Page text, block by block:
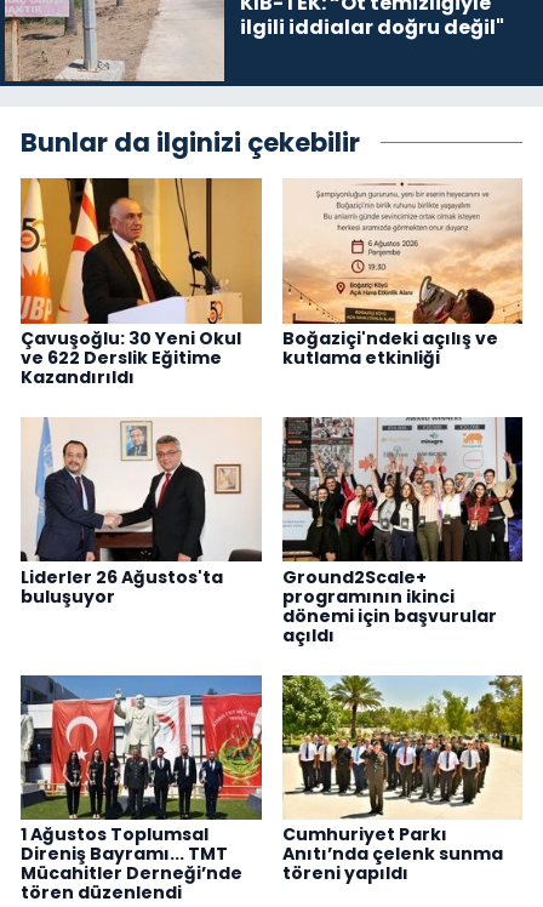
ilgili iddialar doğru değil"
Bunlar da ilginizi çekebilir
Çavuşoğlu: 30 Yeni Okul
ve 622 Derslik Eğitime
Kazandırıldı
Boğaziçi'ndeki açılış ve
kutlama etkinliği
Liderler 26 Ağustos'ta
buluşuyor
Ground2Scale+
programının ikinci
dönemi için başvurular
açıldı
1 Ağustos Toplumsal
Direniş Bayramı... TMT
Mücahitler Derneği’nde
tören düzenlendi
Cumhuriyet Parkı
Anıtı’nda çelenk sunma
töreni yapıldı